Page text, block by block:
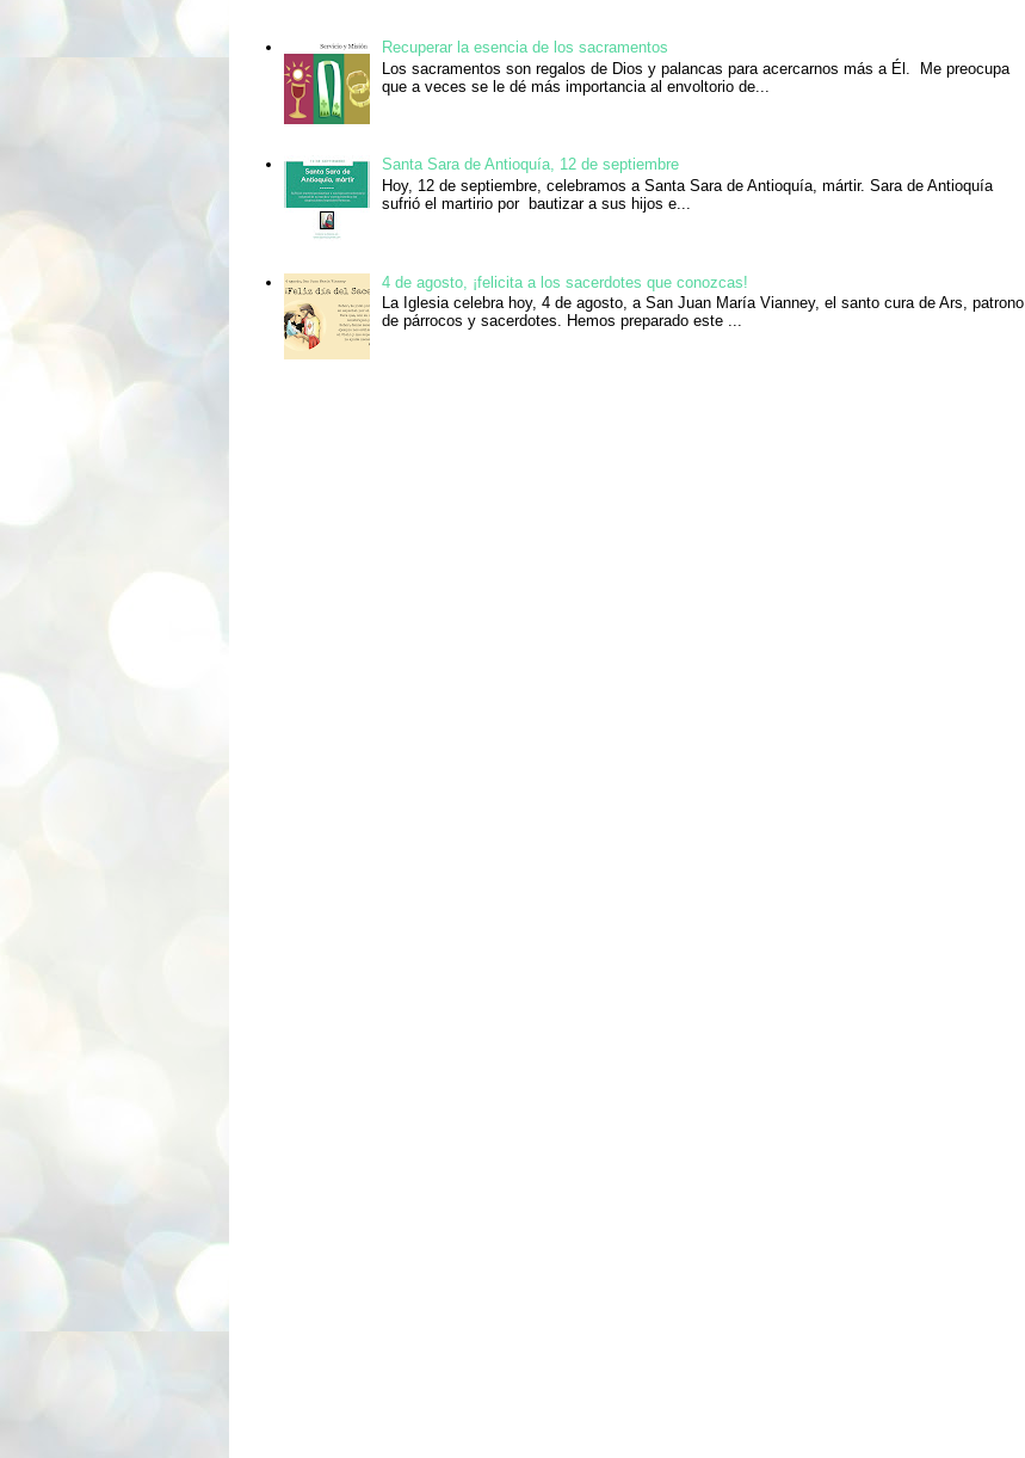
Recuperar la esencia de los sacramentos
Los sacramentos son regalos de Dios y palancas para acercarnos más a Él. Me preocupa
que a veces se le dé más importancia al envoltorio de...
Santa Sara de Antioquía, 12 de septiembre
Hoy, 12 de septiembre, celebramos a Santa Sara de Antioquía, mártir. Sara de Antioquía
sufrió el martirio por bautizar a sus hijos e...
4 de agosto, ¡felicita a los sacerdotes que conozcas!
La Iglesia celebra hoy, 4 de agosto, a San Juan María Vianney, el santo cura de Ars, patrono
de párrocos y sacerdotes. Hemos preparado este ...